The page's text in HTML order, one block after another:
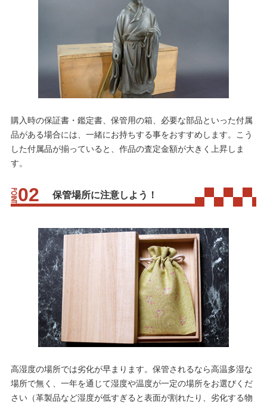
購入時の保証書・鑑定書、保管用の箱、必要な部品といった付属
品がある場合には、一緒にお持ちする事をおすすめします。こう
した付属品が揃っていると、作品の査定金額が大きく上昇しま
す。
保管場所に注意しよう！
高湿度の場所では劣化が早まります。保管されるなら高温多湿な
場所で無く、一年を通じて湿度や温度が一定の場所をお選びくだ
さい（革製品など湿度が低すぎると表面が割れたり、劣化する物